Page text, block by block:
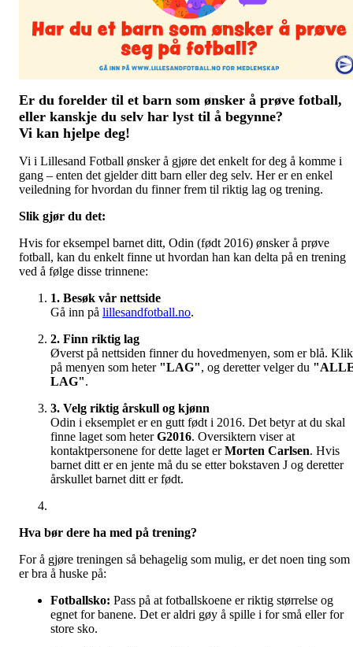
Er du forelder til et barn som ønsker å prøve fotball,
eller kanskje du selv har lyst til å begynne?
Vi kan hjelpe deg!
Vi i Lillesand Fotball ønsker å gjøre det enkelt for deg å komme i
gang – enten det gjelder ditt barn eller deg selv. Her er en enkel
veiledning for hvordan du finner frem til riktig lag og trening.
Slik gjør du det:
Hvis for eksempel barnet ditt, Odin (født 2016) ønsker å prøve
fotball, kan du enkelt finne ut hvordan han kan delta på en trening
ved å følge disse trinnene:
1. Besøk vår nettside
Gå inn på lillesandfotball.no.
2. Finn riktig lag
Øverst på nettsiden finner du hovedmenyen, som er blå.
på menyen som heter "LAG", og deretter velger du
LAG".
3. Velg riktig årskull og kjønn
Odin i eksemplet er en gutt født i 2016. Det betyr at du skal
finne laget som heterG2016. Oversiktern viser at
kontaktpersonene for dette laget erMorten Carlsen. Hvis
barnet ditt er en jente må du se etter bokstaven J og deretter
årskullet barnet ditt er født.
Hva bør dere ha med på trening?
For å gjøre treningen så behagelig som mulig, er det noen ting som
er bra å huske på:
Fotballsko: Pass på at fotballskoene er riktig størrelse og
egnet for banene. Det er aldri gøy å spille i for små eller for
store sko.